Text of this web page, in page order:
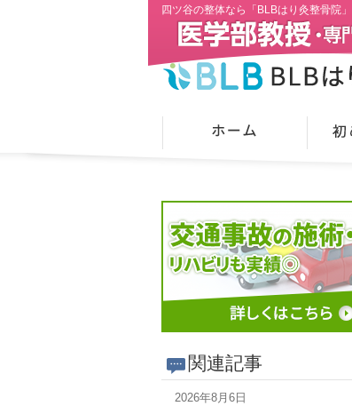
四ツ谷の整体なら「BLBはり灸整骨院」
関連記事
2026年8月6日